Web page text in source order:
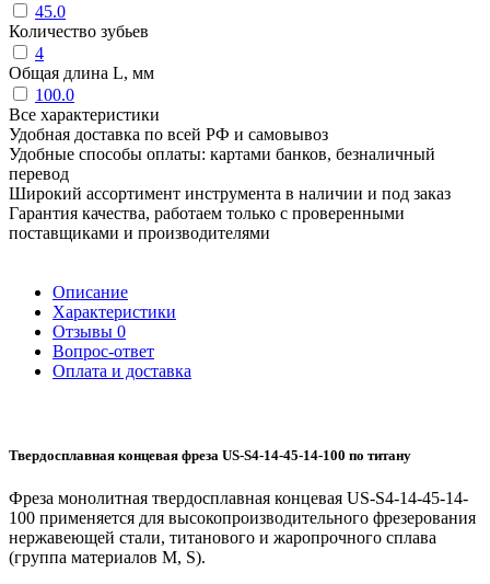
45.0
Количество зубьев
4
Общая длина L, мм
100.0
Все характеристики
Удобная доставка по всей РФ и самовывоз
Удобные способы оплаты: картами банков, безналичный
перевод
Широкий ассортимент инструмента в наличии и под заказ
Гарантия качества, работаем только с проверенными
поставщиками и производителями
Описание
Характеристики
Отзывы 0
Вопрос-ответ
Оплата и доставка
Твердосплавная концевая фреза US-S4-14-45-14-100 по титану
Фреза монолитная твердосплавная концевая US-S4-14-45-14-
100 применяется для высокопроизводительного фрезерования
нержавеющей стали, титанового и жаропрочного сплава
(группа материалов M, S).